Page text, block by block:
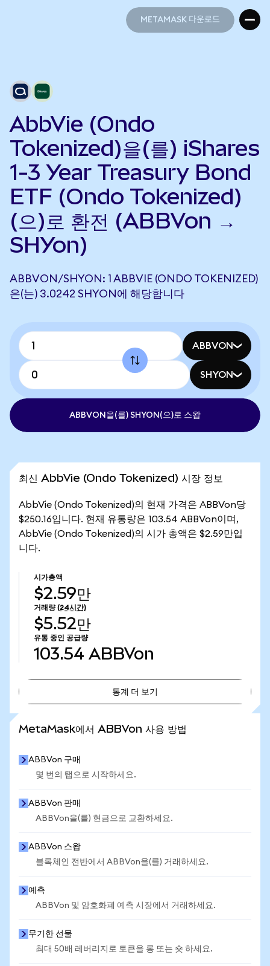
METAMASK 다운로드
AbbVie (Ondo
Tokenized)을(를) iShares
1-3 Year Treasury Bond
ETF (Ondo Tokenized)
(으)로 환전 (ABBVon →
SHYon)
ABBVON/SHYON: 1 ABBVIE (ONDO TOKENIZED)
은(는) 3.0242 SHYON에 해당합니다
ABBVON
SHYON
ABBVON을(를) SHYON(으)로 스왑
최신 AbbVie (Ondo Tokenized) 시장 정보
AbbVie (Ondo Tokenized)의 현재 가격은 ABBVon당
$250.16입니다. 현재 유통량은 103.54 ABBVon이며,
AbbVie (Ondo Tokenized)의 시가 총액은 $2.59만입
니다.
시가총액
$2.59만
거래량 (24시간)
$5.52만
유통 중인 공급량
103.54 ABBVon
통계 더 보기
MetaMask에서 ABBVon 사용 방법
ABBVon 구매
몇 번의 탭으로 시작하세요.
ABBVon 판매
ABBVon을(를) 현금으로 교환하세요.
ABBVon 스왑
블록체인 전반에서 ABBVon을(를) 거래하세요.
예측
ABBVon 및 암호화폐 예측 시장에서 거래하세요.
무기한 선물
최대 50배 레버리지로 토큰을 롱 또는 숏 하세요.